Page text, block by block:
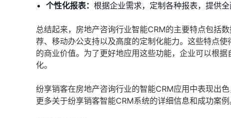
个性化报表： 根据企业需求，定制各种报表，提供全
总结起来，房地产咨询行业智能CRM的主要特点包括
荐、移动办公支持以及高度的定制化能力。这些特点
的商业价值。为了更好地应用这些功能，企业可以根
化。
纷享销客在房地产咨询行业的智能CRM应用中表现出色
更多关于纷享销客智能CRM系统的详细信息和成功案例